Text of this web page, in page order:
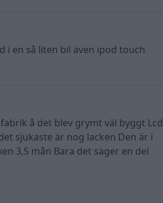
i en så liten bil även ipod touch
å det blev grymt väl byggt Lcd
sjukaste är nog lacken Den är i
3,5 mån Bara det säger en del